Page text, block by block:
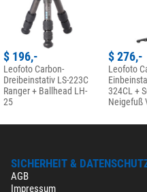
$ 196,-
Leofoto Carbon-
Dreibeinstativ LS-223C
Ranger + Ballhead LH-
25
$ 276,-
Leofoto
324CL +
Neigefuß
SICHERHEIT &
AGB
Impressum